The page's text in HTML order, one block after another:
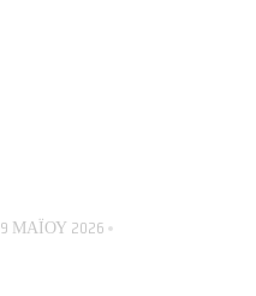
9 ΜΑΪ́ΟΥ 2026